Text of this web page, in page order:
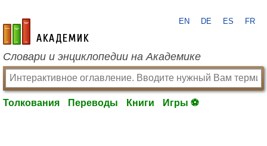
academic.ru
EN DE ES FR
Словари и энциклопедии на Академике
Толкования Переводы Книги Игры ⚽